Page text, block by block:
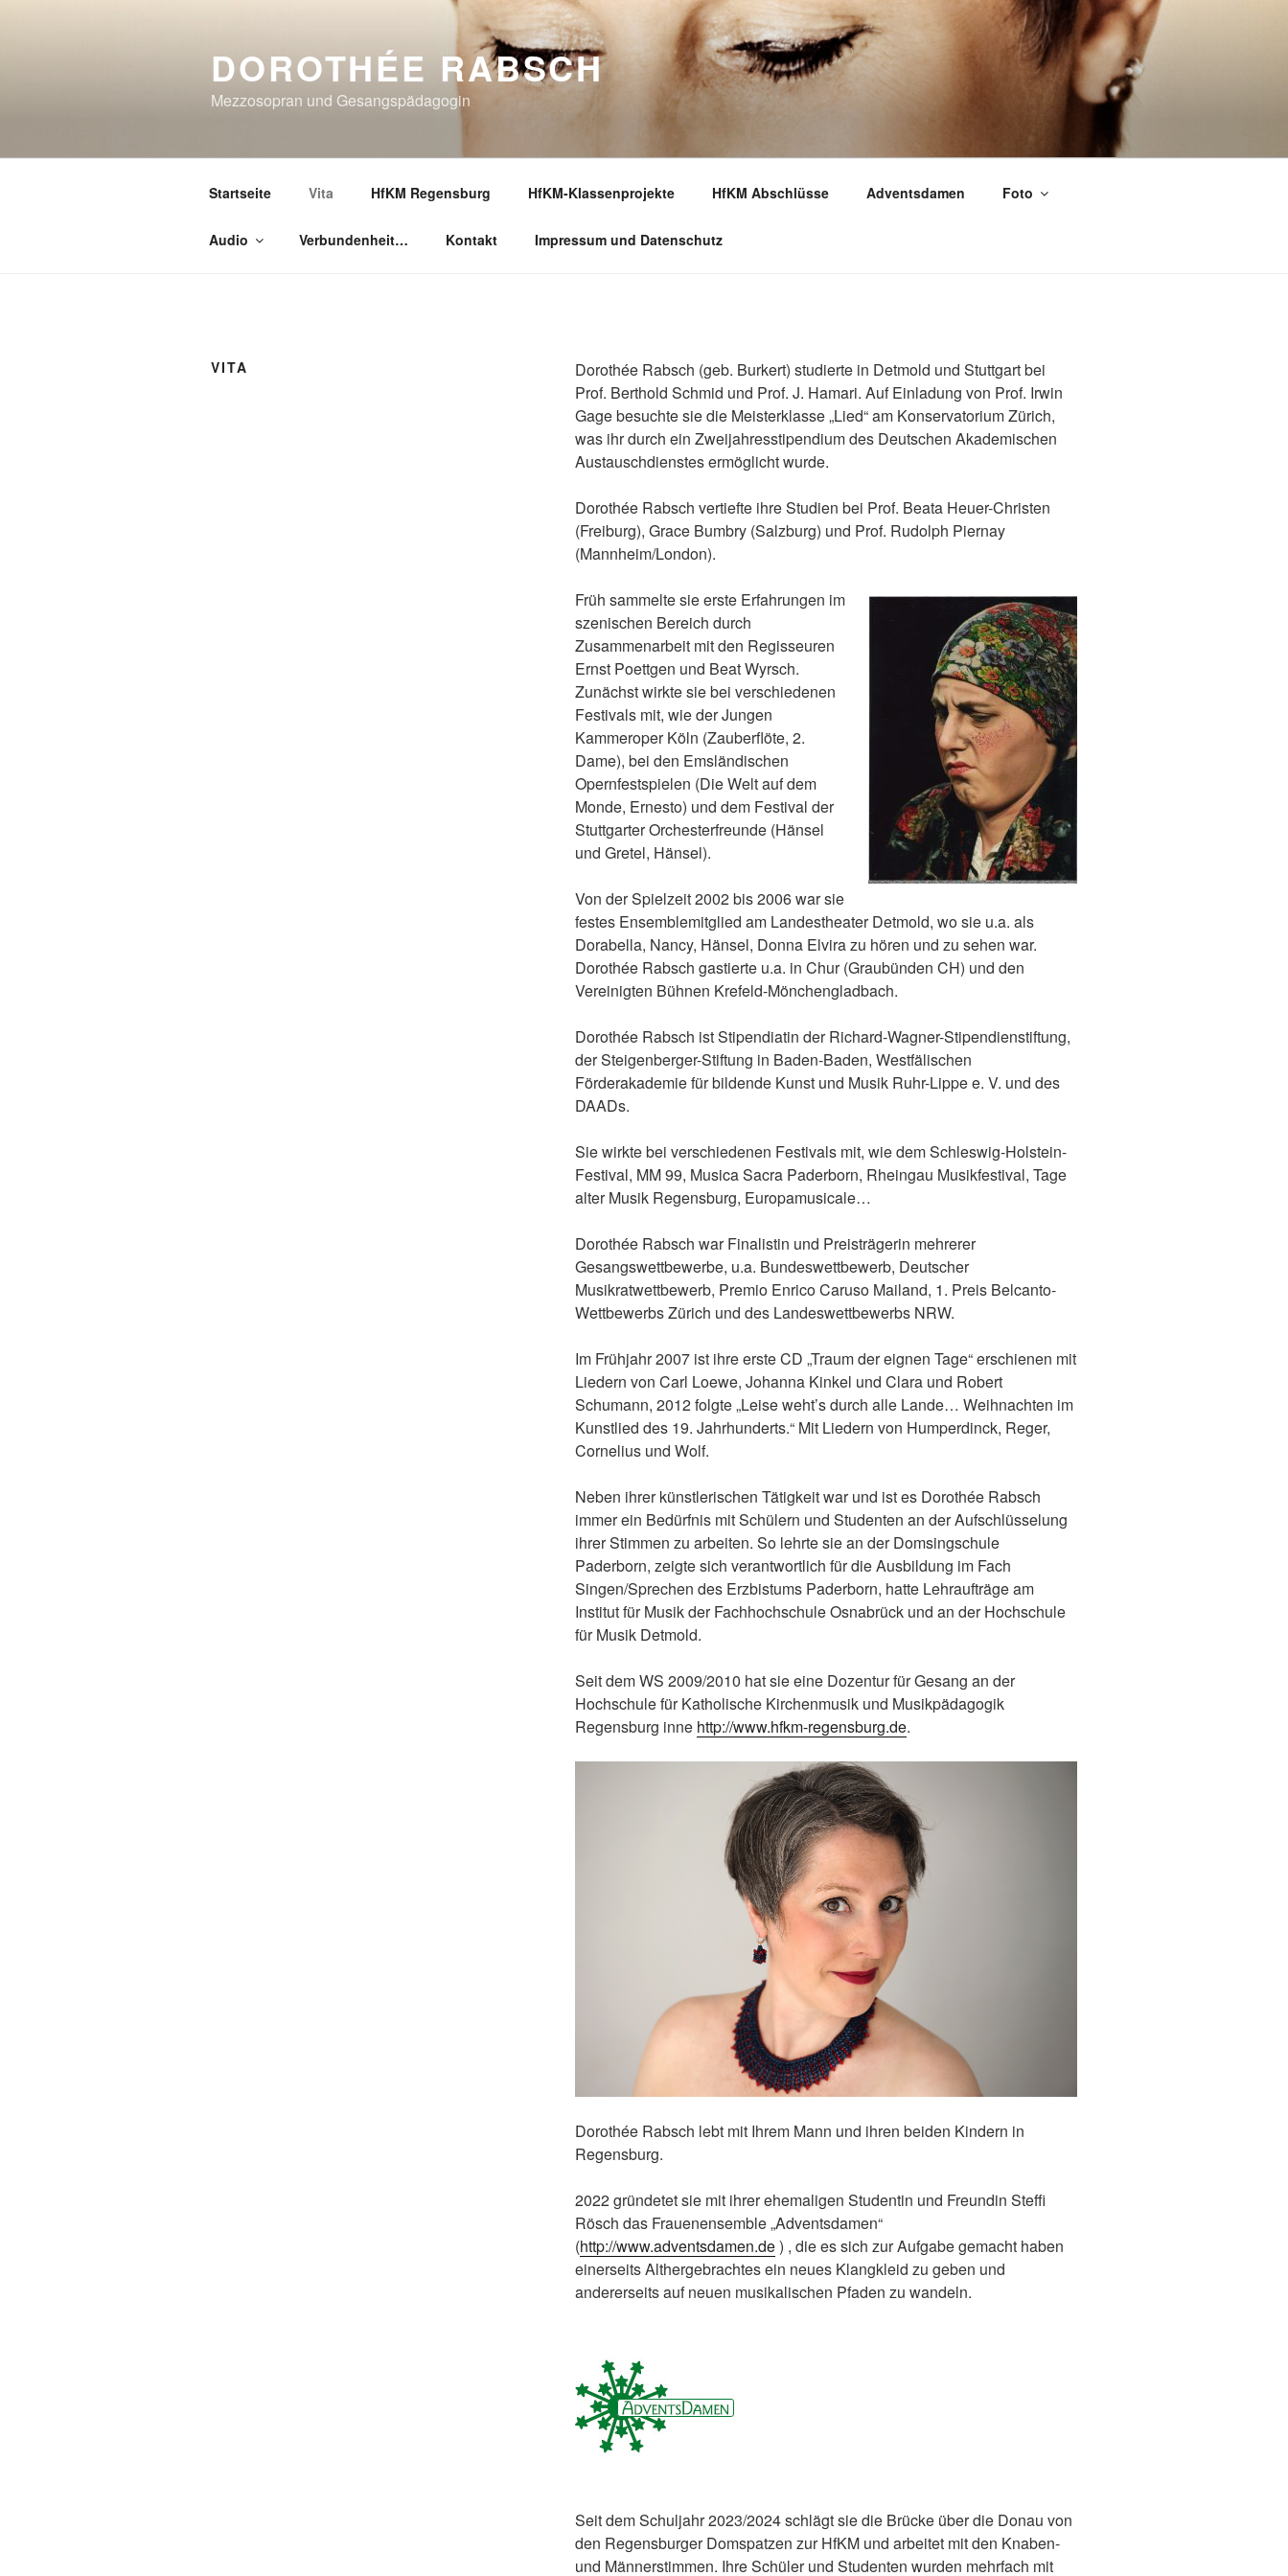
DOROTHÉE RABSCH
Mezzosopran und Gesangspädagogin
Startseite Vita HfKM Regensburg HfKM-Klassenprojekte HfKM Abschlüsse Adventsdamen Foto
Audio Verbundenheit… Kontakt Impressum und Datenschutz
VITA
Dorothée Rabsch (geb. Burkert) studierte in Detmold und Stuttgart bei
Prof. Berthold Schmid und Prof. J. Hamari. Auf Einladung von Prof. Irwin
Gage besuchte sie die Meisterklasse „Lied“ am Konservatorium Zürich,
was ihr durch ein Zweijahresstipendium des Deutschen Akademischen
Austauschdienstes ermöglicht wurde.
Dorothée Rabsch vertiefte ihre Studien bei Prof. Beata Heuer-Christen
(Freiburg), Grace Bumbry (Salzburg) und Prof. Rudolph Piernay
(Mannheim/London).
Früh sammelte sie erste Erfahrungen im
szenischen Bereich durch
Zusammenarbeit mit den Regisseuren
Ernst Poettgen und Beat Wyrsch.
Zunächst wirkte sie bei verschiedenen
Festivals mit, wie der Jungen
Kammeroper Köln (Zauberflöte, 2.
Dame), bei den Emsländischen
Opernfestspielen (Die Welt auf dem
Monde, Ernesto) und dem Festival der
Stuttgarter Orchesterfreunde (Hänsel
und Gretel, Hänsel).
Von der Spielzeit 2002 bis 2006 war sie
festes Ensemblemitglied am Landestheater Detmold, wo sie u.a. als
Dorabella, Nancy, Hänsel, Donna Elvira zu hören und zu sehen war.
Dorothée Rabsch gastierte u.a. in Chur (Graubünden CH) und den
Vereinigten Bühnen Krefeld-Mönchengladbach.
Dorothée Rabsch ist Stipendiatin der Richard-Wagner-Stipendienstiftung,
der Steigenberger-Stiftung in Baden-Baden, Westfälischen
Förderakademie für bildende Kunst und Musik Ruhr-Lippe e. V. und des
DAADs.
Sie wirkte bei verschiedenen Festivals mit, wie dem Schleswig-Holstein-
Festival, MM 99, Musica Sacra Paderborn, Rheingau Musikfestival, Tage
alter Musik Regensburg, Europamusicale…
Dorothée Rabsch war Finalistin und Preisträgerin mehrerer
Gesangswettbewerbe, u.a. Bundeswettbewerb, Deutscher
Musikratwettbewerb, Premio Enrico Caruso Mailand, 1. Preis Belcanto-
Wettbewerbs Zürich und des Landeswettbewerbs NRW.
Im Frühjahr 2007 ist ihre erste CD „Traum der eignen Tage“ erschienen mit
Liedern von Carl Loewe, Johanna Kinkel und Clara und Robert
Schumann, 2012 folgte „Leise weht’s durch alle Lande… Weihnachten im
Kunstlied des 19. Jahrhunderts.“ Mit Liedern von Humperdinck, Reger,
Cornelius und Wolf.
Neben ihrer künstlerischen Tätigkeit war und ist es Dorothée Rabsch
immer ein Bedürfnis mit Schülern und Studenten an der Aufschlüsselung
ihrer Stimmen zu arbeiten. So lehrte sie an der Domsingschule
Paderborn, zeigte sich verantwortlich für die Ausbildung im Fach
Singen/Sprechen des Erzbistums Paderborn, hatte Lehraufträge am
Institut für Musik der Fachhochschule Osnabrück und an der Hochschule
für Musik Detmold.
Seit dem WS 2009/2010 hat sie eine Dozentur für Gesang an der
Hochschule für Katholische Kirchenmusik und Musikpädagogik
Regensburg inne http://www.hfkm-regensburg.de.
Dorothée Rabsch lebt mit Ihrem Mann und ihren beiden Kindern in
Regensburg.
2022 gründetet sie mit ihrer ehemaligen Studentin und Freundin Steffi
Rösch das Frauenensemble „Adventsdamen“
(http://www.adventsdamen.de) , die es sich zur Aufgabe gemacht haben
einerseits Althergebrachtes ein neues Klangkleid zu geben und
andererseits auf neuen musikalischen Pfaden zu wandeln.
Seit dem Schuljahr 2023/2024 schlägt sie die Brücke über die Donau von
den Regensburger Domspatzen zur HfKM und arbeitet mit den Knaben-
und Männerstimmen. Ihre Schüler und Studenten wurden mehrfach mit